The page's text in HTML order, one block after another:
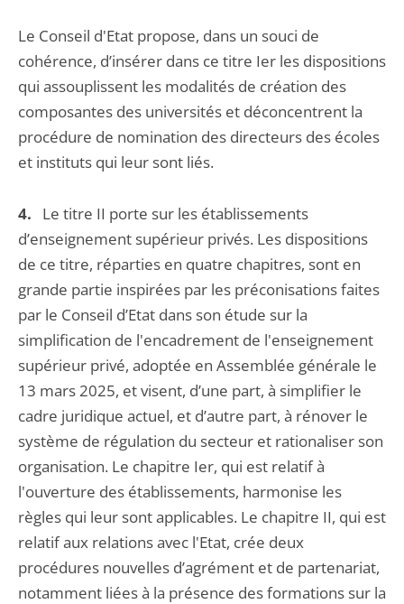
Le Conseil d'Etat propose, dans un souci de
cohérence, d’insérer dans ce titre Ier les dispositions
qui assouplissent les modalités de création des
composantes des universités et déconcentrent la
procédure de nomination des directeurs des écoles
et instituts qui leur sont liés.
4. Le titre II porte sur les établissements
d’enseignement supérieur privés. Les dispositions
de ce titre, réparties en quatre chapitres, sont en
grande partie inspirées par les préconisations faites
par le Conseil d’Etat dans son étude sur la
simplification de l'encadrement de l'enseignement
supérieur privé, adoptée en Assemblée générale le
13 mars 2025, et visent, d’une part, à simplifier le
cadre juridique actuel, et d’autre part, à rénover le
système de régulation du secteur et rationaliser son
organisation. Le chapitre Ier, qui est relatif à
l'ouverture des établissements, harmonise les
règles qui leur sont applicables. Le chapitre II, qui est
relatif aux relations avec l'Etat, crée deux
procédures nouvelles d’agrément et de partenariat,
notamment liées à la présence des formations sur la